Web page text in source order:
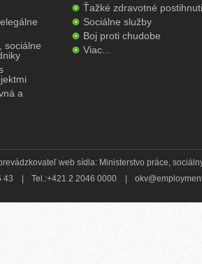
sociálne
a
Ťažké zdravotné
Sociálne služby
Boj proti chudobe
Viac...
web sídla: Ministerstvo práce,
43
Tel.:+421 2 2046 0000